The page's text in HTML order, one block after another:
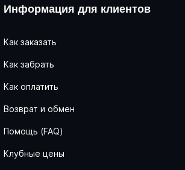
Информация для клиентов
Как заказать
Как забрать
Как оплатить
Возврат и обмен
Помощь (FAQ)
Клубные цены